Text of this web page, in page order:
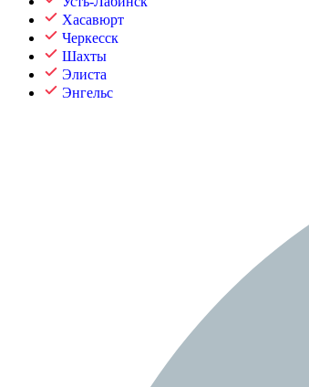
Хасавюрт
Черкесск
Шахты
Элиста
Энгельс